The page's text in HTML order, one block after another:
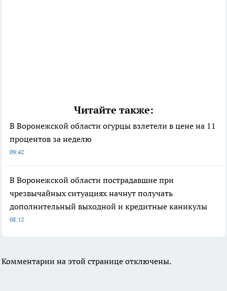
Читайте также:
В Воронежской области огурцы взлетели в цене на 11
процентов за неделю
09:42
В Воронежской области пострадавшие при
чрезвычайных ситуациях начнут получать
дополнительный выходной и кредитные каникулы
08:12
Комментарии на этой странице отключены.